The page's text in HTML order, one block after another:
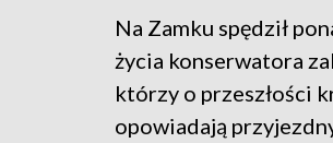
Na Zamku spędził
życia konserwatora
którzy o przeszłości
opowiadają